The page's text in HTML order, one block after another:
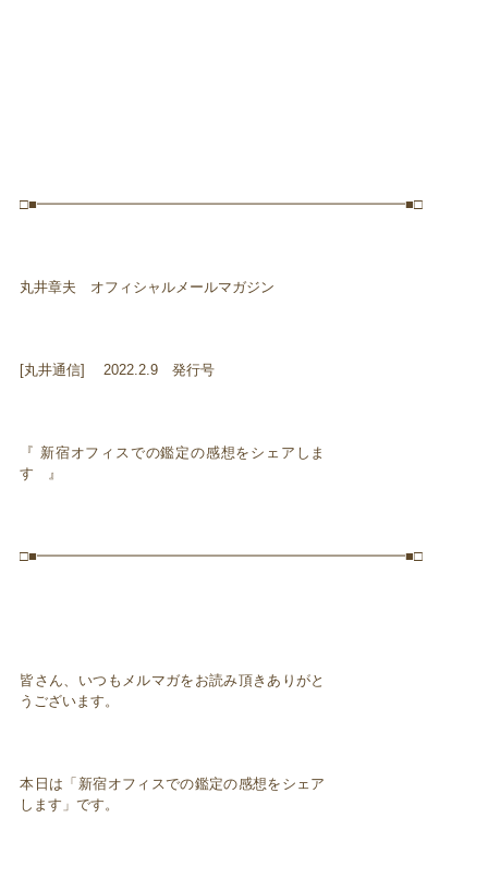
□■━━━━━━━━━━━━━━━━━━━━━━━━━━■□
丸井章夫 オフィシャルメールマガジン
[丸井通信] 2022.2.9 発行号
『 新宿オフィスでの鑑定の感想をシェアしま
す 』
□■━━━━━━━━━━━━━━━━━━━━━━━━━━■□
皆さん、いつもメルマガをお読み頂きありがと
うございます。
本日は「新宿オフィスでの鑑定の感想をシェア
します」です。